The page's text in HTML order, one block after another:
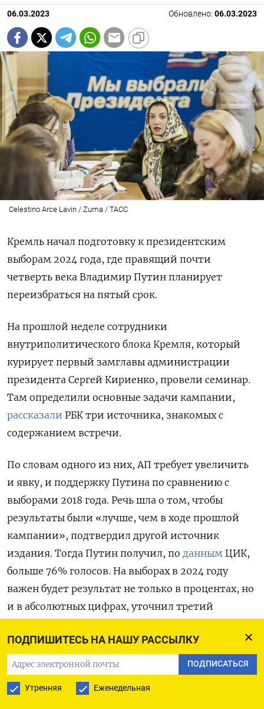
ПОДПИШИТЕСЬ НА НАШУ РАССЫЛКУ
ПОДПИСАТЬСЯ
Утренняя Еженедельная
06.03.2023 Обновлено: 06.03.2023
Celestino Arce Lavin / Zuma / ТАСС
Кремль начал подготовку к президентским
выборам 2024 года, где правящий почти
четверть века Владимир Путин планирует
переизбраться на пятый срок.
На прошлой неделе сотрудники
внутриполитического блока Кремля, который
курирует первый замглавы администрации
президента Сергей Кириенко, провели семинар.
Там определили основные задачи кампании,
рассказали РБК три источника, знакомых с
содержанием встречи.
По словам одного из них, АП требует увеличить
и явку, и поддержку Путина по сравнению с
выборами 2018 года. Речь шла о том, чтобы
результаты были «лучше, чем в ходе прошлой
кампании», подтвердил другой источник
издания. Тогда Путин получил, по данным ЦИК,
больше 76% голосов. На выборах в 2024 году
важен будет результат не только в процентах, но
и в абсолютных цифрах, уточнил третий
На встрече, говорят источники РБК, также
обсуждали, как сохранить уровень консолидации
общества вокруг фигуры Путина, который